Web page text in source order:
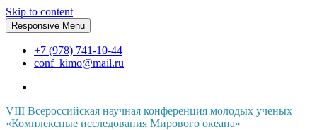
Skip to content
Responsive Menu
+7 (978) 741-10-44
conf_kimo@mail.ru
VIII Всероссийская научная конференция молодых ученых
«Комплексные исследования Мирового океана»